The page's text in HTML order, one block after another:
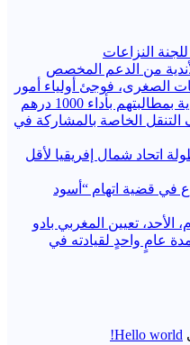
النزاعات
من الدعم المخصص
الصغرى، فوجئ أولياء أمور
لاعبي فئة الكادي في أحد الأندية بمطالبتهم بأداء 1000 درهم
الخاصة بالمشاركة في
اتحاد شمال إفريقيا لأقل
في قضية اتهام “أسود
الأحد، تعيين المغربي بادو
عامٍ واحدٍ لقيادته ​في
Hello world!